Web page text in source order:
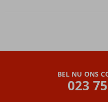
de
BEL NU ONS
023